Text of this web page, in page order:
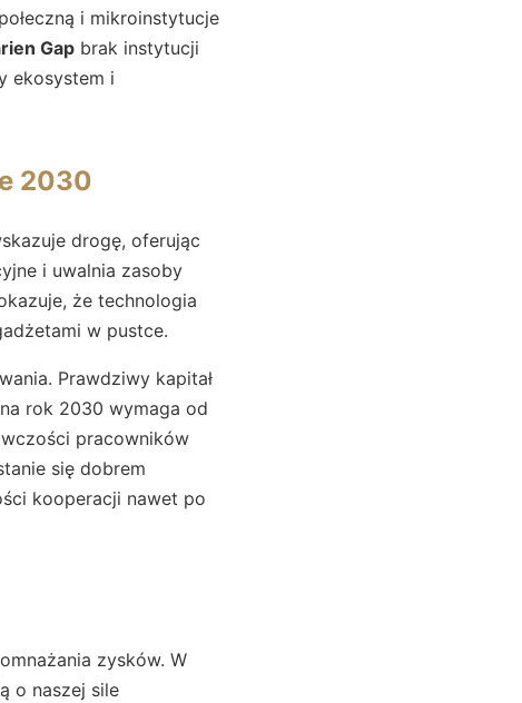
i mikroinstytucje
Gap brak instytucji
ekosystem i
2030
drogę, oferując
i uwalnia zasoby
że technologia
w pustce.
Prawdziwy kapitał
na rok 2030 wymaga od
pracowników
się dobrem
kooperacji nawet po
zysków. W
o naszej sile